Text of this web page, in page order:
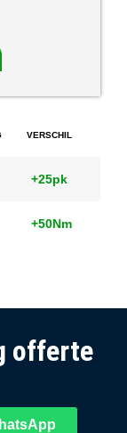
VERSCHIL
+25pk
+50Nm
offerte